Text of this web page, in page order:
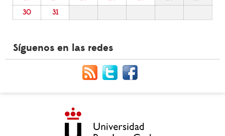
30
31
Síguenos en las redes